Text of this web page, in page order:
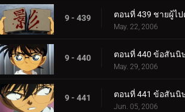
9 - 439
May. 22, 2006
9 - 440
May. 29, 2006
9 - 441
Jun. 05, 2006